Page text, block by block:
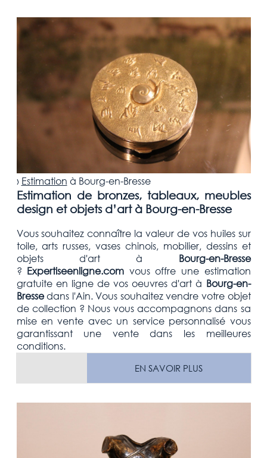
› Estimation à Bourg-en-Bresse
Estimation de bronzes, tableaux, meubles
design et objets d’art à Bourg-en-Bresse
Vous souhaitez connaître la valeur de vos huiles sur
toile, arts russes, vases chinois, mobilier, dessins et
objets d'artà
Bourg-en-Bresse
? Expertiseenligne.com vous offre une estimation
gratuiteen ligne de vos oeuvres d'art à Bourg-en-
Bressedans l'Ain. Vous souhaitez vendre votreobjet
de collection ? Nous vous accompagnons dans sa
mise en vente avec un service personnalisé vous
garantissant une vente dans les meilleures
conditions.
EN SAVOIR PLUS